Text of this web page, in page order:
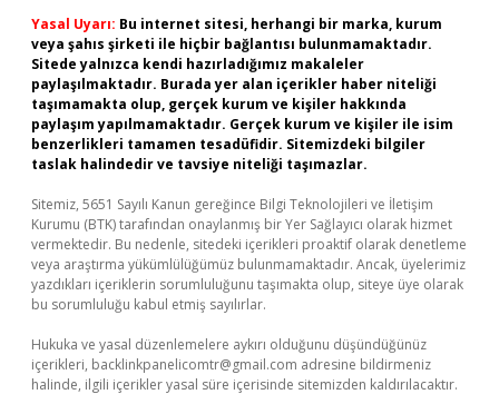
Yasal Uyarı: Bu internet sitesi, herhangi bir marka, kurum
veya şahıs şirketi ile hiçbir bağlantısı bulunmamaktadır.
Sitede yalnızca kendi hazırladığımız makaleler
paylaşılmaktadır. Burada yer alan içerikler haber niteliği
taşımamakta olup, gerçek kurum ve kişiler hakkında
paylaşım yapılmamaktadır. Gerçek kurum ve kişiler ile isim
benzerlikleri tamamen tesadüfidir. Sitemizdeki bilgiler
taslak halindedir ve tavsiye niteliği taşımazlar.
Sitemiz, 5651 Sayılı Kanun gereğince Bilgi Teknolojileri ve İletişim
Kurumu (BTK) tarafından onaylanmış bir Yer Sağlayıcı olarak hizmet
vermektedir. Bu nedenle, sitedeki içerikleri proaktif olarak denetleme
veya araştırma yükümlülüğümüz bulunmamaktadır. Ancak, üyelerimiz
yazdıkları içeriklerin sorumluluğunu taşımakta olup, siteye üye olarak
bu sorumluluğu kabul etmiş sayılırlar.
Hukuka ve yasal düzenlemelere aykırı olduğunu düşündüğünüz
içerikleri, backlinkpanelicomtr@gmail.com adresine bildirmeniz
halinde, ilgili içerikler yasal süre içerisinde sitemizden kaldırılacaktır.